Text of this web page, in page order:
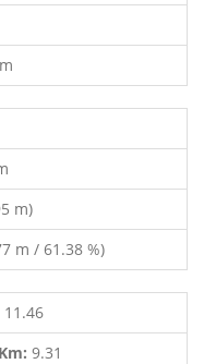
m)
m / 61.38 %)
11.46
9.31